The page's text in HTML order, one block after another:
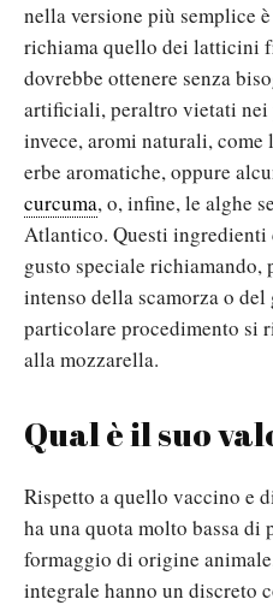
nella versione più semplice
richiama quello dei latticini
dovrebbe ottenere senza
artificiali, peraltro vietati
invece, aromi naturali,
erbe aromatiche, oppure
curcuma, o, infine, le alghe
Atlantico. Questi ingredienti
gusto speciale richiamando,
intenso della scamorza o
particolare procedimento si
alla mozzarella.
Qual è il suo
Rispetto a quello vaccino e
ha una quota molto bassa
formaggio di origine
integrale hanno un discreto